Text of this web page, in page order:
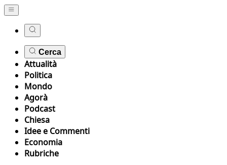
Cerca
Attualità
Politica
Mondo
Agorà
Podcast
Chiesa
Idee e Commenti
Economia
Rubriche